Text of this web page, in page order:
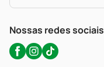
Nossas redes sociais